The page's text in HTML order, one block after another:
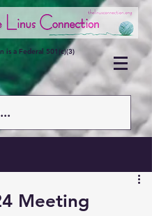
is a Federal 501(c)(3)
Meeting